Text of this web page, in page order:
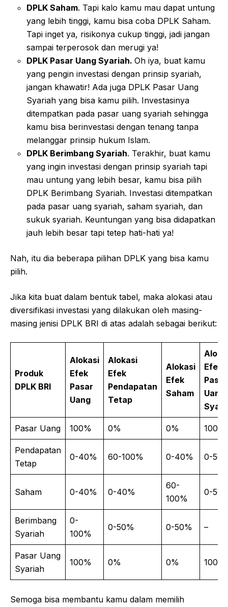
DPLK Saham. Tapi kalo kamu mau dapat untung
yang lebih tinggi, kamu bisa coba DPLK Saham.
Tapi inget ya, risikonya cukup tinggi, jadi jangan
sampai terperosok dan merugi ya!
DPLK Pasar Uang Syariah. Oh iya, buat kamu
yang pengin investasi dengan prinsip syariah,
jangan khawatir! Ada juga DPLK Pasar Uang
Syariah yang bisa kamu pilih. Investasinya
ditempatkan pada pasar uang syariah sehingga
kamu bisa berinvestasi dengan tenang tanpa
melanggar prinsip hukum Islam.
DPLK Berimbang Syariah. Terakhir, buat kamu
yang ingin investasi dengan prinsip syariah tapi
mau untung yang lebih besar, kamu bisa pilih
DPLK Berimbang Syariah. Investasi ditempatkan
pada pasar uang syariah, saham syariah, dan
sukuk syariah. Keuntungan yang bisa didapatkan
jauh lebih besar tapi tetep hati-hati ya!
Nah, itu dia beberapa pilihan DPLK yang bisa kamu
pilih.
Jika kita buat dalam bentuk tabel, maka alokasi atau
diversifikasi investasi yang dilakukan oleh masing-
masing jenisi DPLK BRI di atas adalah sebagai berikut:
Produk
DPLK BRI
Alokasi
Efek
Pasar
Uang
Alokasi
Efek
Pendapatan
Tetap
Alokasi
Efek
Saham
Efek
Pasar
Uang
Pasar Uang 100% 0% 0% 100%
Pendapatan
Tetap
0-40% 60-100% 0-40% 0-
Saham 0-40% 0-40%
60-
100%
0-
Berimbang
Syariah
0-
100%
0-50% 0-50% –
Pasar Uang
Syariah
100% 0% 0% 100%
Semoga bisa membantu kamu dalam memilih